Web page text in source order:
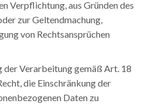
Verpflichtung, aus Gründen des
zur Geltendmachung,
von Rechtsansprüchen
der Verarbeitung gemäß Art. 18
die Einschränkung der
Daten zu